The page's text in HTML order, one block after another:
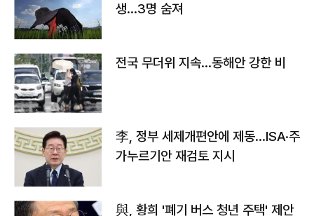
생…3명 숨져
전국 무더위 지속…동해안 강한 비
李, 정부 세제개편안에 제동…ISA·주
가누르기안 재검토 지시
與, 황희 '폐기 버스 청년 주택' 제안